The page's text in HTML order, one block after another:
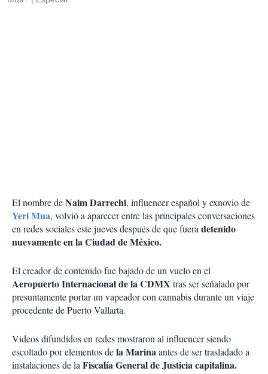
El nombre deNaim Darrechi, influencer español y exnovio de
Yeri Mua, volvió a aparecer entre las principales conversaciones
en redes sociales este jueves después de que fueradetenido
nuevamente en la Ciudad de México.
El creador de contenido fue bajado de un vuelo en el
Aeropuerto Internacional de la CDMX tras ser señalado por
presuntamente portar un vapeador con cannabis durante un viaje
procedente de Puerto Vallarta.
Videos difundidos en redes mostraron al influencer siendo
escoltado por elementos dela Marinaantes de ser trasladado a
instalaciones de laFiscalía General de Justicia capitalina.